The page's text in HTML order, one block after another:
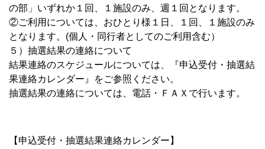
の部」いずれか１回、１施設のみ、週１回となります。
②ご利用については、おひとり様１日、１回、１施設のみ
となります。(個人・同行者としてのご利用含む）
５）抽選結果の連絡について
結果連絡のスケジュールについては、『申込受付・抽選結
果連絡カレンダー』をご参照ください。
抽選結果の連絡については、電話・ＦＡＸで行います。
【申込受付・抽選結果連絡カレンダー】